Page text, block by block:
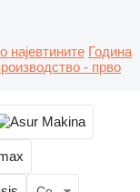
најевтините Година
- прво